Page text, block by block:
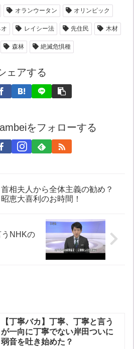
オランウータン オリンピック
レイシー法 先住民 木材
森林 絶滅危惧種
ェアする
をフォローする
首相夫人から全体主義の勧め？
昭恵大喜利のお時間！
うNHKの
【丁寧バカ】丁寧、丁寧と言う
が一向に丁寧でない岸田ついに
弱音を吐き始めた？